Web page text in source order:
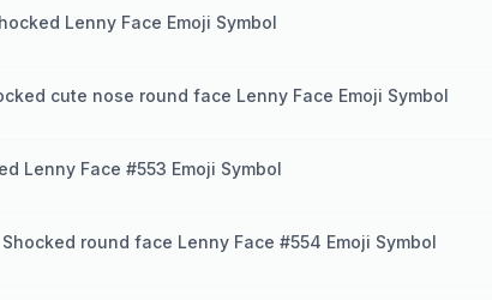
Lenny Face Emoji Symbol
cute nose round face Lenny Face Emoji Symbol
Lenny Face #553 Emoji Symbol
Shocked round face Lenny Face #554 Emoji Symbol